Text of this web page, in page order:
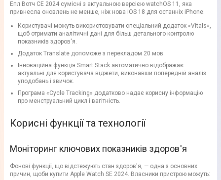
Епл Вотч СЕ 2024 сумісні з актуальною версією watchOS 11, яка
привнесла оновлень не менше, ніж нова iOS 18 для останніх iPhone.
Користувачі можуть використовувати спеціальний додаток «Vitals»,
щоб отримати аналітичні дані для більш детального контролю
показників здоров'я.
Додаток Translate допоможе з перекладом 20 мов.
Інноваційна функція Smart Stack автоматично відображає
актуальні для користувача віджети, виконавши попередній аналіз
уподобань і звичок.
Програма «Cycle Tracking» додатково надає корисну інформацію
про менструальний цикл і вагітність.
Корисні функції та технології
Моніторинг ключових показників здоров'я
Фонові функції, що відстежують стан здоров'я, — одна з основних
причин, щоби купити Apple Watch SE 2024. Власники пристрою можуть: